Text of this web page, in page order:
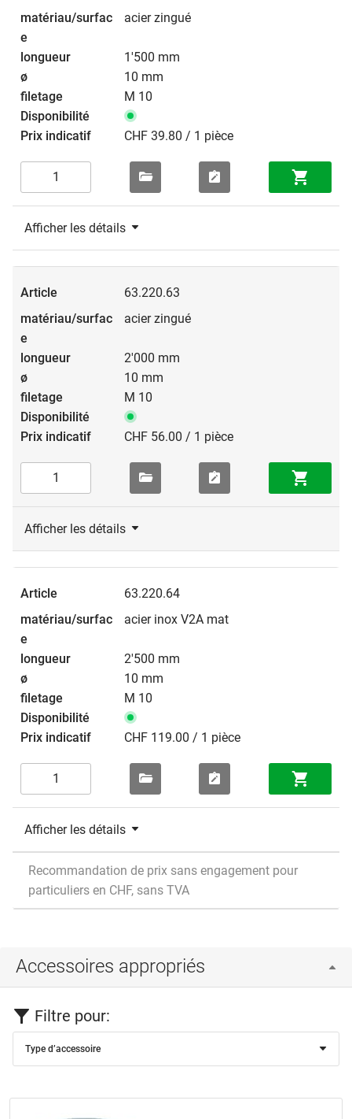
acier zingué
1'500 mm
10 mm
M 10
CHF 39.80 / 1 pièce
Afficher les détails
63.220.63
acier zingué
2'000 mm
10 mm
M 10
CHF 56.00 / 1 pièce
Afficher les détails
63.220.64
acier inox V2A mat
2'500 mm
10 mm
M 10
CHF 119.00 / 1 pièce
Afficher les détails
Recommandation de prix sans engagement pour
particuliers en CHF, sans TVA
Accessoires appropriés
Filtre pour:
Type d’accessoire